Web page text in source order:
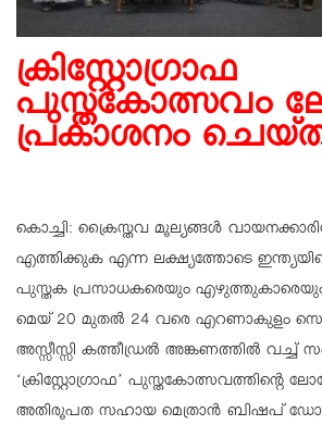
ക്രിസ്റ്റോഗ്രാഫ
പുസ്തകോത്സവം
പ്രകാശനം
കൊച്ചി: ക്രൈസ്തവ മൂല്യങ്ങൾ
എത്തിക്കുക എന്ന ലക്ഷ്യത്തോടെ
പുസ്തക പ്രസാധകരെയും എഴുത്തുകാരെയും
മെയ് 20 മുതൽ 24 വരെ എറണാകുളം
അസ്സീസ്സി കത്തീഡ്രൽ അങ്കണത്തിൽ വച്ച്
‘ക്രിസ്റ്റോഗ്രാഫ’ പുസ്തകോത്സവത്തിന്റെ
അതിരൂപത സഹായ മെത്രാൻ ബിഷപ്